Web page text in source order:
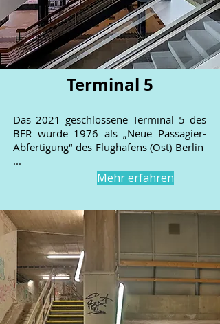
Terminal 5
Das 2021 geschlossene Terminal 5 des
BER wurde 1976 als „Neue Passagier-
Abfertigung“ des Flughafens (Ost) Berlin
...
Mehr erfahren